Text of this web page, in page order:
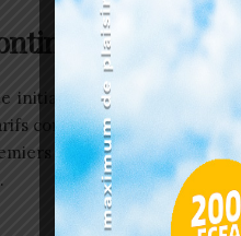
initiative révolutionnaire
considérablement
jours consécutifs en